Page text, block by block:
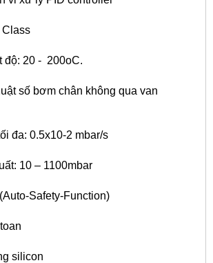
Class
độ: 20 - 200oC.
số bơm chân không qua van
đa: 0.5x10-2 mbar/s
10 – 1100mbar
Safety-Function)
silicon